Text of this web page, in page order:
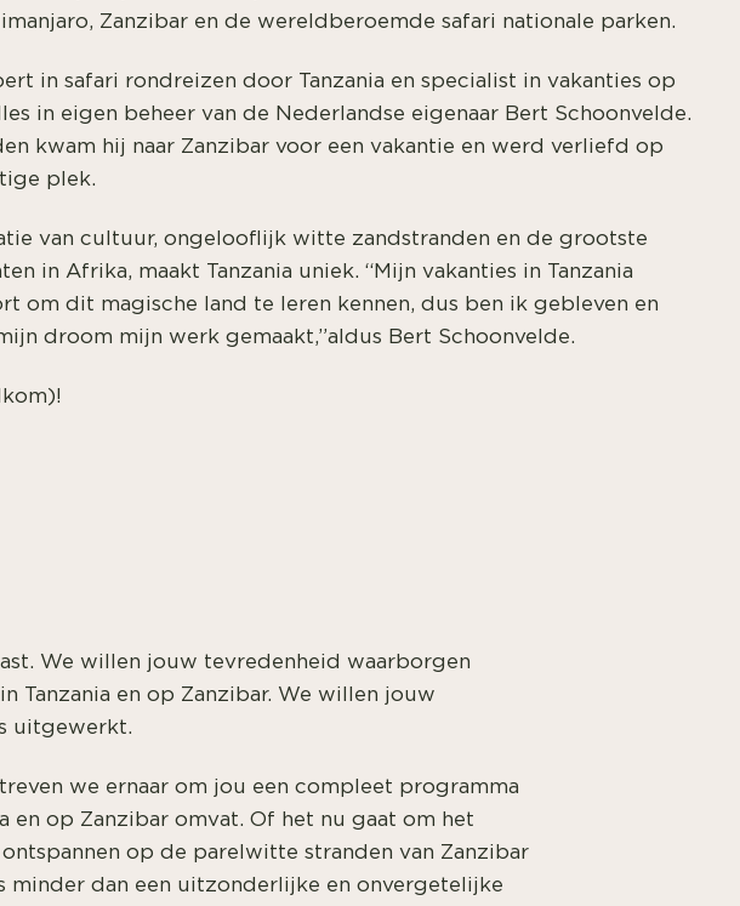
Zanzibar en de wereldberoemde safari nationale parken.
in safari rondreizen door Tanzania en specialist in vakanties op
in eigen beheer van de Nederlandse eigenaar Bert Schoonvelde.
kwam hij naar Zanzibar voor een vakantie en werd verliefd op
plek.
van cultuur, ongelooflijk witte zandstranden en de grootste
in Afrika, maakt Tanzania uniek. “Mijn vakanties in Tanzania
om dit magische land te leren kennen, dus ben ik gebleven en
droom mijn werk gemaakt,”aldus Bert Schoonvelde.
We willen jouw tevredenheid waarborgen
Tanzania en op Zanzibar. We willen jouw
uitgewerkt.
we ernaar om jou een compleet programma
en op Zanzibar omvat. Of het nu gaat om het
op de parelwitte stranden van Zanzibar
dan een uitzonderlijke en onvergetelijke